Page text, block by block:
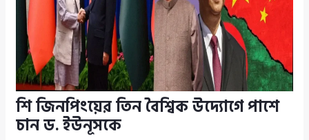
শি জিনপিংয়ের তিন বৈশ্বিক উদ্যোগে পাশে
চান ড. ইউনূসকে